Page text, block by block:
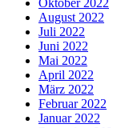
Oktober 2022
August 2022
Juli 2022
Juni 2022
Mai 2022
April 2022
März 2022
Februar 2022
Januar 2022